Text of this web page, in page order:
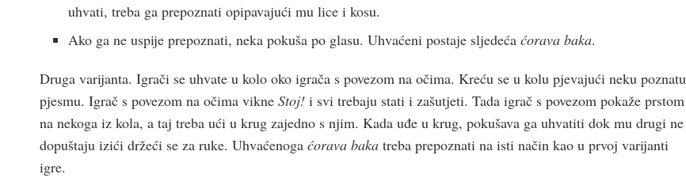
uhvati, treba ga prepoznati opipavajući mu lice i kosu.
Ako ga ne uspije prepoznati, neka pokuša po glasu. Uhvaćeni postaje sljedeća ćorava baka.
Druga varijanta. Igrači se uhvate u kolo oko igrača s povezom na očima. Kreću se u kolu pjevajući neku poznatu
pjesmu. Igrač s povezom na očima vikne Stoj! i svi trebaju stati i zašutjeti. Tada igrač s povezom pokaže prstom
na nekoga iz kola, a taj treba ući u krug zajedno s njim. Kada uđe u krug, pokušava ga uhvatiti dok mu drugi ne
dopuštaju izići držeći se za ruke. Uhvaćenoga ćorava baka treba prepoznati na isti način kao u prvoj varijanti
igre.